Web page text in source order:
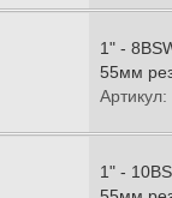
1" -
55мм
1" -